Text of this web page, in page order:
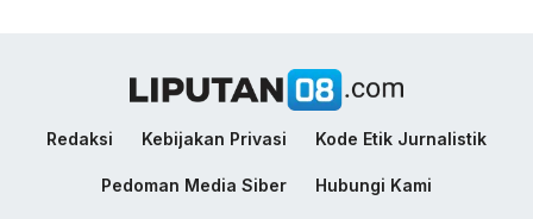
Redaksi Kebijakan Privasi Kode Etik Jurnalistik
Pedoman Media Siber Hubungi Kami